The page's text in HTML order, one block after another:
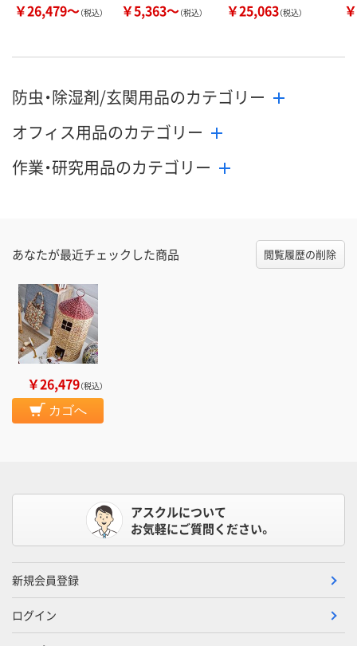
￥26,479～（税込） ￥5,363～（税込） ￥25,063（税込）
防虫・除湿剤/玄関用品のカテゴリー
オフィス用品のカテゴリー
作業・研究用品のカテゴリー
あなたが最近チェックした商品 閲覧履歴の削除
￥26,479（税込）
カゴへ
アスクルについて
お気軽にご質問ください。
新規会員登録
ログイン